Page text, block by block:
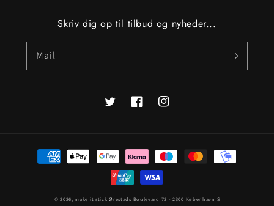
Skriv dig op til tilbud og nyheder...
Mail
TwitterFacebookInstagram
Betalingsmetoder
© 2026,make it stick Ørestads Boulevard 73 - 2300 København S